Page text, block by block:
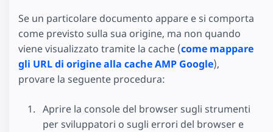
Se un particolare documento appare e si comporta
come previsto sulla sua origine, ma non quando
viene visualizzato tramite la cache (come mappare
gli URL di origine alla cache AMP Google),
provare la seguente procedura:
Aprire la console del browser sugli strumenti
per sviluppatori o sugli errori del browser e